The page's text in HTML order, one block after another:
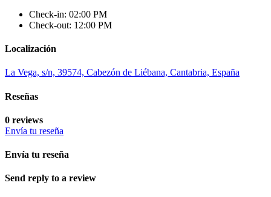
Check-in: 02:00 PM
Check-out: 12:00 PM
Localización
La Vega, s/n, 39574, Cabezón de Liébana, Cantabria, España
Reseñas
0 reviews
Envía tu reseña
Envía tu reseña
Send reply to a review